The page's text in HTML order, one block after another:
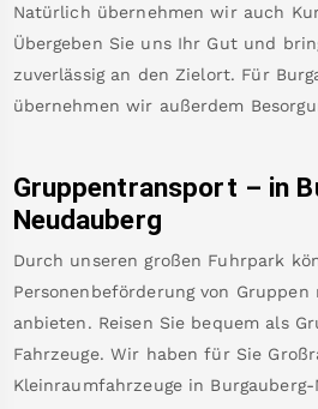
Natürlich übernehmen wir auch
Übergeben Sie uns Ihr Gut und
zuverlässig an den Zielort. Für
übernehmen wir außerdem
Gruppentransport – in
Neudauberg
Durch unseren großen Fuhrpark
Personenbeförderung von
anbieten. Reisen Sie bequem als
Fahrzeuge. Wir haben für Sie
Kleinraumfahrzeuge in